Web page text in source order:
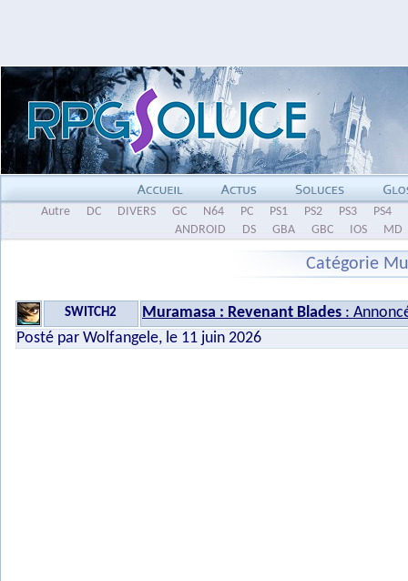
Autre DC DIVERS GC N64 PC PS1 PS2 PS3
PS4
ANDROID
DS GBA GBC IOS MD
Catégorie
SWITCH2 Muramasa : Revenant Blades :
Posté par Wolfangele, le 11 juin 2026